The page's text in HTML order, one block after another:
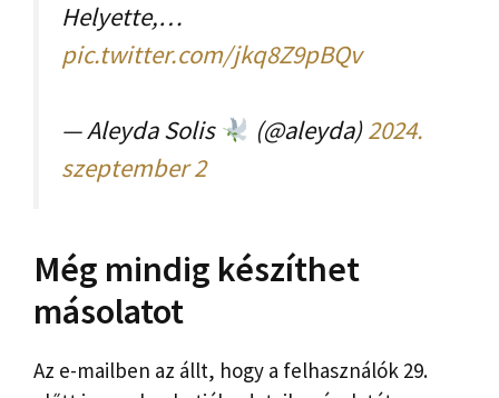
Helyette,…
pic.twitter.com/jkq8Z9pBQv
— Aleyda Solis (@aleyda)2024.
szeptember 2
Még mindig készíthet
másolatot
Az e-mailben az állt, hogy a felhasználók 29.